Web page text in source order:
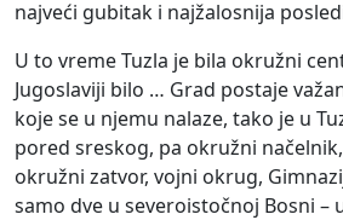
najveći gubitak i najžalosnija
U to vreme Tuzla je bila okružni
Jugoslaviji bilo … Grad postaje
koje se u njemu nalaze, tako je u
pored sreskog, pa okružni
okružni zatvor, vojni okrug,
samo dve u severoistočnoj Bosni –